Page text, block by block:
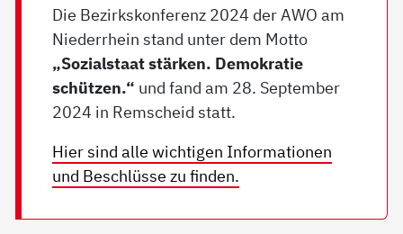
Die Bezirkskonferenz 2024 der AWO am
Niederrhein stand unter dem Motto
„Sozialstaat stärken. Demokratie
schützen.“ und fand am 28. September
2024 in Remscheid statt.
Hier sind alle wichtigen Informationen
und Beschlüsse zu finden.